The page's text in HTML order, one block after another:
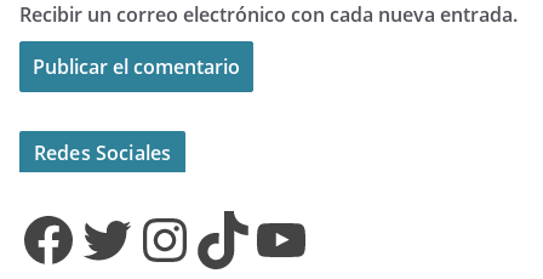
Recibir un correo electrónico con cada nueva entrada.
Redes Sociales
Facebook Twitter InstagramTikTok YouTube